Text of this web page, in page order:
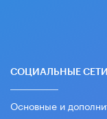
СОЦИАЛЬНЫЕ СЕТИ
Основные и